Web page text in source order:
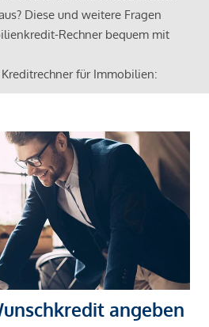
Diese und weitere Fragen
Rechner bequem mit
für Immobilien:
angeben